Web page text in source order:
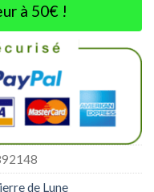
à 50€ !
de Lune